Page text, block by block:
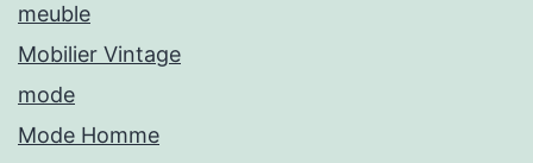
meuble
Mobilier Vintage
mode
Mode Homme